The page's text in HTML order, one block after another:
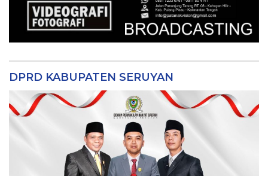
DPRD KABUPATEN SERUYAN